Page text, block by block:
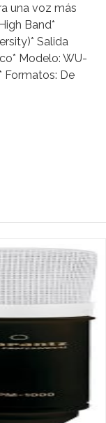
una voz más
Band*
Salida
Modelo: WU-
Formatos: De